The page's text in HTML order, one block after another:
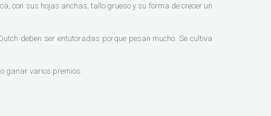
con sus hojas anchas, tallo grueso y su forma de crecer un
deben ser entutoradas porque pesan mucho. Se cultiva
ganar varios premios.